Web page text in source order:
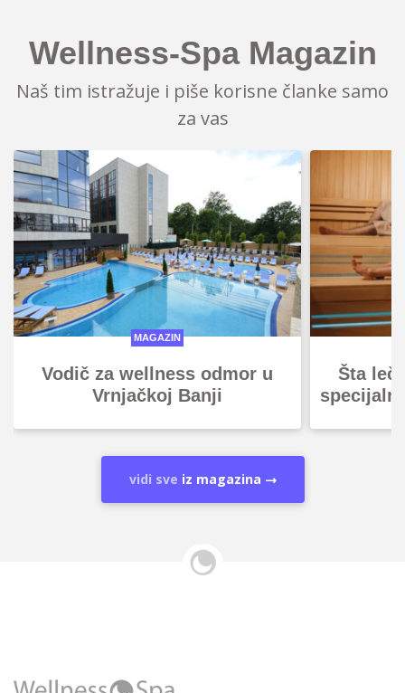
Wellness-Spa Magazin
Naš tim istražuje i piše korisne članke samo
za vas
MAGAZIN
Vodič za wellness odmor u
Vrnjačkoj Banji
Šta
vidi sve iz magazina